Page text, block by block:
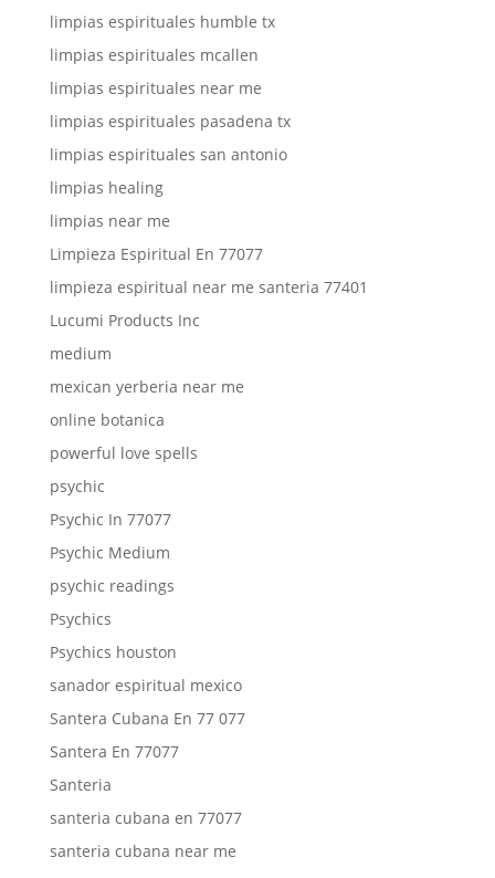
limpias espirituales humble tx
limpias espirituales mcallen
limpias espirituales near me
limpias espirituales pasadena tx
limpias espirituales san antonio
limpias healing
limpias near me
Limpieza Espiritual En 77077
limpieza espiritual near me santeria 77401
Lucumi Products Inc
medium
mexican yerberia near me
online botanica
powerful love spells
psychic
Psychic In 77077
Psychic Medium
psychic readings
Psychics
Psychics houston
sanador espiritual mexico
Santera Cubana En 77 077
Santera En 77077
Santeria
santeria cubana en 77077
santeria cubana near me